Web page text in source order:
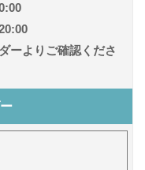
ーよりご確認くださ